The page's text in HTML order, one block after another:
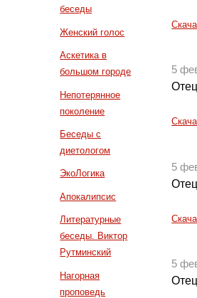
беседы
Женский голос
Аскетика в
большом городе
Непотерянное
поколение
Беседы с
диетологом
ЭкоЛогика
Апокалипсис
Литературные
беседы. Виктор
Рутминский
Нагорная
проповедь
5
5
5